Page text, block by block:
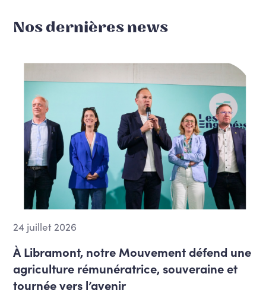
Nos dernières news
24 juillet 2026
À Libramont, notre Mouvement défend une
agriculture rémunératrice, souveraine et
tournée vers l’avenir